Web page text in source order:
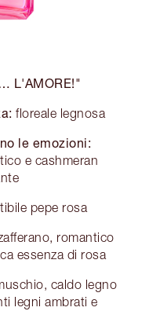
L'AMORE!"
floreale legnosa
le emozioni:
e cashmeran
pepe rosa
romantico
essenza di rosa
caldo legno
legni ambrati e